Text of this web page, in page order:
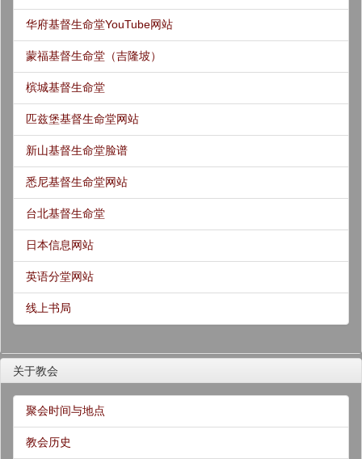
华府基督生命堂YouTube网站
蒙福基督生命堂（吉隆坡）
槟城基督生命堂
匹兹堡基督生命堂网站
新山基督生命堂脸谱
悉尼基督生命堂网站
台北基督生命堂
日本信息网站
英语分堂网站
线上书局
关于教会
聚会时间与地点
教会历史